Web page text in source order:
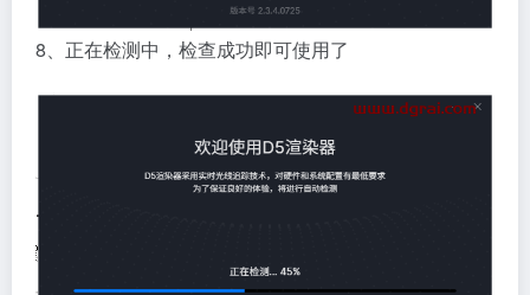
8、正在检测中，检查成功即可使用了